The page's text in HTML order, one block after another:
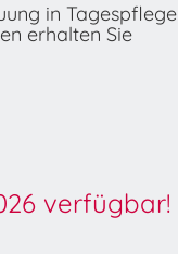
in Tagespflege
erhalten Sie
verfügbar!